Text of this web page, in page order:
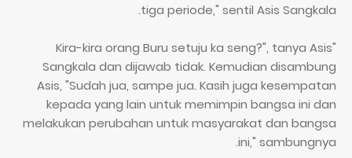
tiga periode," sentil Asis Sangkala.
"Kira-kira orang Buru setuju ka seng?", tanya Asis
Sangkala dan dijawab tidak. Kemudian disambung
Asis, "Sudah jua, sampe jua. Kasih juga kesempatan
kepada yang lain untuk memimpin bangsa ini dan
melakukan perubahan untuk masyarakat dan bangsa
ini," sambungnya.